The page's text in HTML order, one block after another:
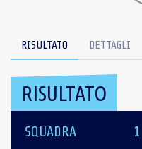
RISULTATO DETTAGLI
RISULTATO
SQUADRA 1